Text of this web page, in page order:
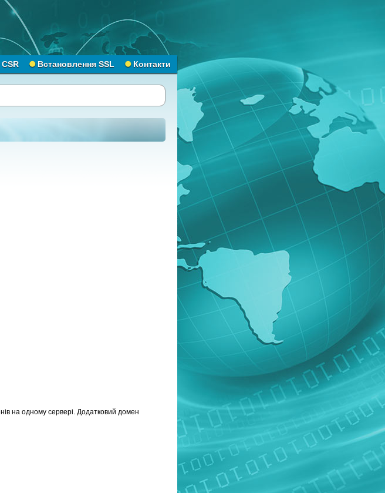
CSR Встановлення SSL Контакти
на одному сервері. Додатковий домен